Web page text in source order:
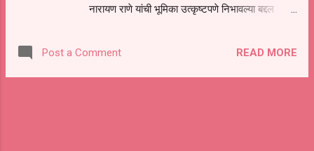
नारायण राणे यांची भूमिका उत्कृष्टपणे निभावल्या बद्दल
मोहन अग्रवाल, तालुकाप्रमुख अशोकराव आघाव, विकास
खरात, उपशहरप्रमुख दिपक हिवाळे, राहुल कदम, संदीप
Post a Comment READ MORE